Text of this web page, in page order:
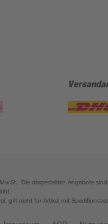
Die dargestellten Angebote
gilt nicht für Artikel mit